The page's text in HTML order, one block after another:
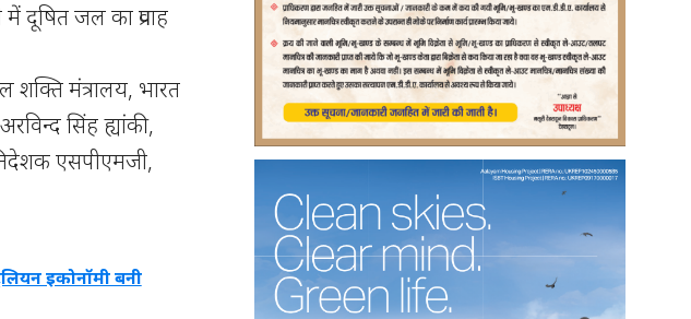
में दूषित जल का प्रवाह
शक्ति मंत्रालय, भारत
सिंह ह्यांकी,
एसपीएमजी,
इकोनॉमी बनी